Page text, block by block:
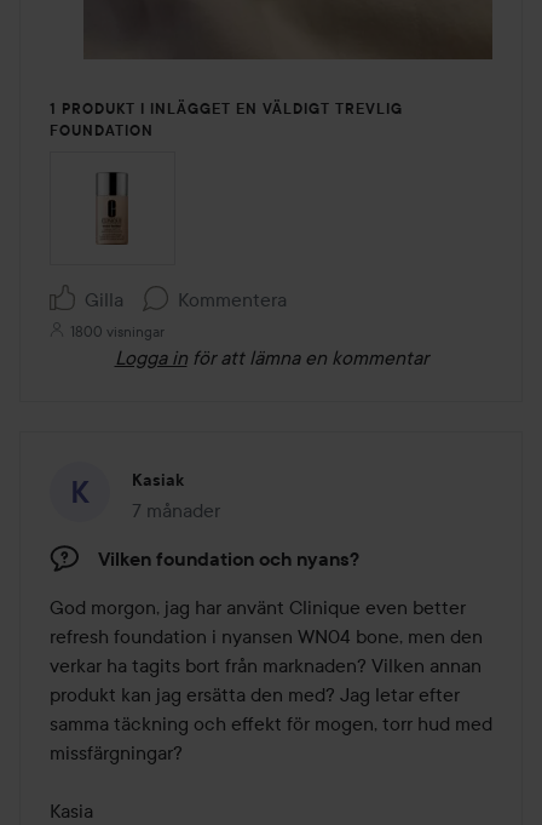
1 PRODUKT I INLÄGGET EN VÄLDIGT TREVLIG
FOUNDATION
Gilla Kommentera
1800 visningar
Logga in för att lämna en kommentar
Kasiak
7 månader
Inlägget skapades 7 månader
Vilken foundation och nyans?
God morgon, jag har använt Clinique even better
refresh foundation i nyansen WN04 bone, men den
verkar ha tagits bort från marknaden? Vilken annan
produkt kan jag ersätta den med? Jag letar efter
samma täckning och effekt för mogen, torr hud med
missfärgningar?
Kasia